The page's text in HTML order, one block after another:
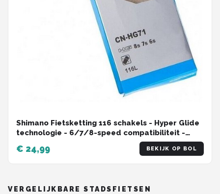
Shimano Fietsketting 116 schakels - Hyper Glide
technologie - 6/7/8-speed compatibiliteit -
€ 24,99 BEKIJK OP BOL
VERGELIJKBARE STADSFIETSEN